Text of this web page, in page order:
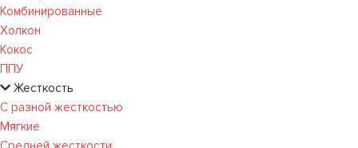
Комбинированные
Холкон
Кокос
ППУ
Жесткость
С разной жесткостью
Мягкие